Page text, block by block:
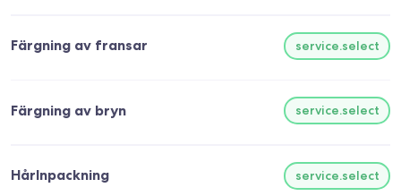
Färgning av fransar service.select
Färgning av bryn service.select
HårInpackning service.select